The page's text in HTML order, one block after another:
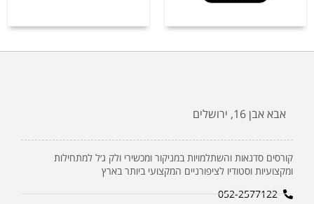
אבא אבן 16, ירושלים
קורסים סדנאות והשתלמויות במניקור ומכשירי ולק ג׳ל למתחילות
ומקצועיות וסטודיו לציפורניים המקצועי ביותר בארץ
052-2577122